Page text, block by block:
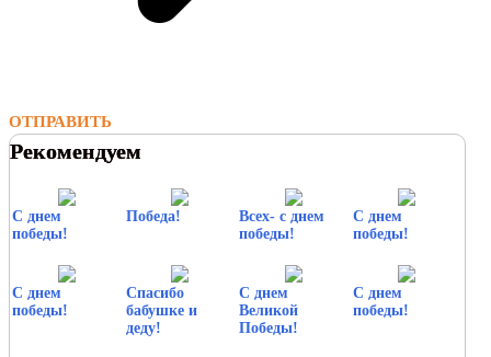
ОТПРАВИТЬ
Рекомендуем
С днем
победы!
Победа!
Всех- с днем
победы!
С днем
победы!
С днем
победы!
Спасибо
бабушке и
деду!
С днем
Великой
Победы!
С днем
победы!